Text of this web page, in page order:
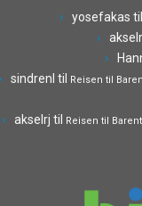
yosefakas til
sindrenl til Reisen til
akselrj til Reisen til